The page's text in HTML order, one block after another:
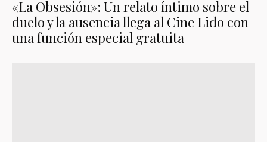
«La Obsesión»: Un relato íntimo sobre el
duelo y la ausencia llega al Cine Lido con
una función especial gratuita